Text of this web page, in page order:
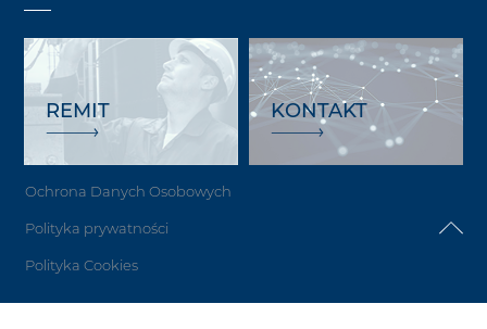
REMIT KONTAKT
Ochrona Danych Osobowych
Polityka prywatności
Polityka Cookies